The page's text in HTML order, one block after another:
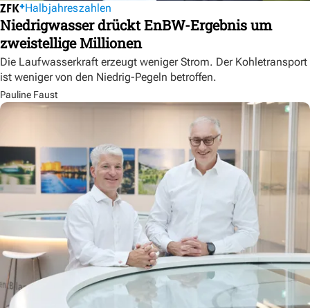
Halbjahreszahlen
Niedrigwasser drückt EnBW-Ergebnis um
zweistellige Millionen
Die Laufwasserkraft erzeugt weniger Strom. Der Kohletransport
ist weniger von den Niedrig-Pegeln betroffen.
Pauline Faust